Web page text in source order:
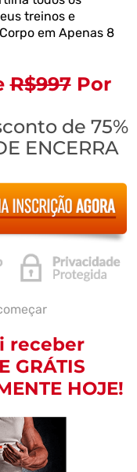
treinos e
em Apenas 8
R$997Por
de 75%
ENCERRA
receber
GRÁTIS
HOJE!